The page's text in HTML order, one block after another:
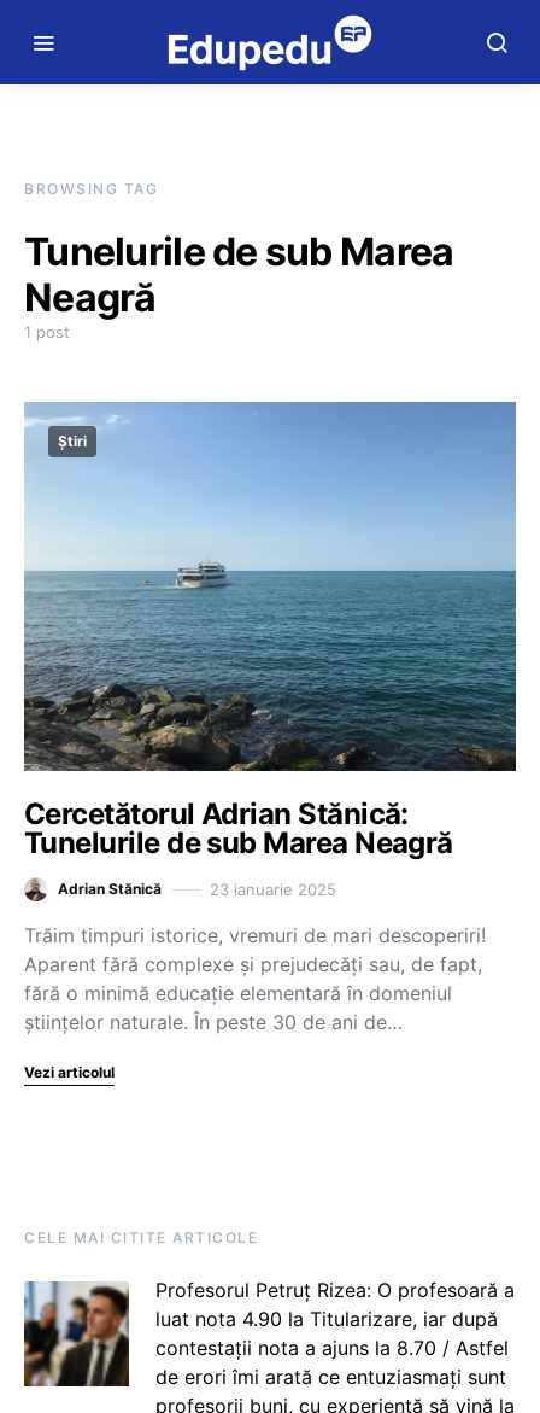
BROWSING TAG
Tunelurile de sub Marea
Neagră
1 post
Știri
Cercetătorul Adrian Stănică:
Tunelurile de sub Marea Neagră
Adrian Stănică 23 ianuarie 2025
Trăim timpuri istorice, vremuri de mari descoperiri!
Aparent fără complexe și prejudecăți sau, de fapt,
fără o minimă educație elementară în domeniul
științelor naturale. În peste 30 de ani de…
Vezi articolul
CELE MAI CITITE ARTICOLE
Profesorul Petruț Rizea: O profesoară a
luat nota 4.90 la Titularizare, iar după
contestații nota a ajuns la 8.70 / Astfel
de erori îmi arată ce entuziasmați sunt
profesorii buni, cu experiență să vină la